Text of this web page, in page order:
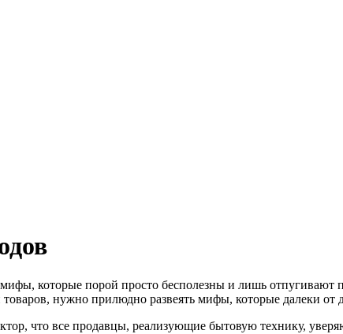
которые порой просто бесполезны и лишь отпугивают
нужно прилюдно развеять мифы, которые далеки от
что все продавцы, реализующие бытовую технику,